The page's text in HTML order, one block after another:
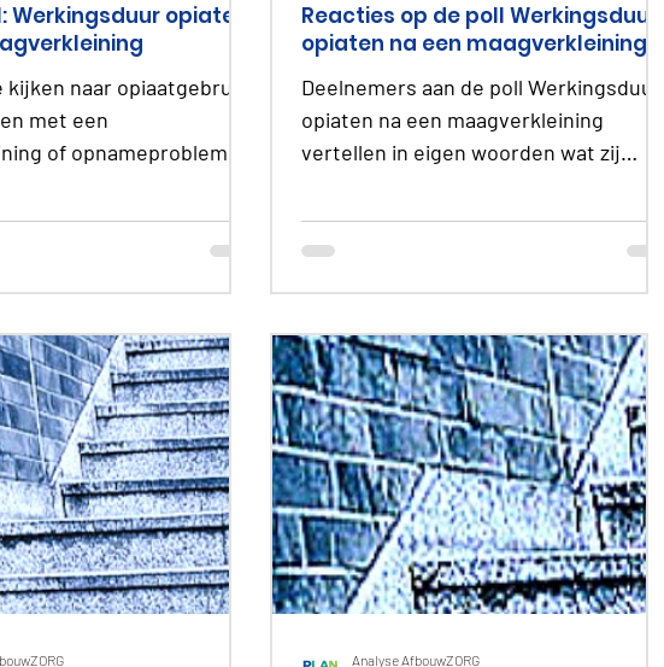
Werkingsduur opiaten
naar opiaatgebruik
met een
of opnameproblemen
opiaten iemand
vooral hoe lang één
maagverkleining,
bypass of andere
Met de Poll
opiaten na een
verzamelden wij
praktijkgegevens om
te k
Reacties op de poll Werkingsduur
opiaten na een maagverkleining
Deelnemers aan de poll Werkingsduur
opiaten na een maagverkleining
vertellen in eigen woorden wat zij
korter, wisselender of minder
voorspelbaar dan verwacht. Ook
genomen worden en problemen bij
afhankelijkheid en afbouwen.
Analyse AfbouwZORG